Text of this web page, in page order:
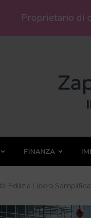
FINANZA
Edilizia Libera
Proprietario di